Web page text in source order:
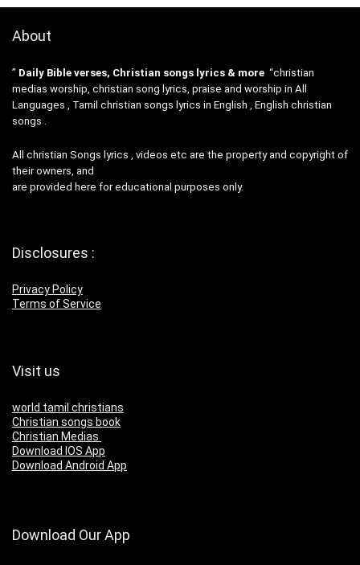
About
” Daily Bible verses, Christian songs lyrics & more “christian
medias worship, christian song lyrics, praise and worship in All
Languages , Tamil christian songs lyrics in English , English christian
songs .
All christian Songs lyrics , videos etc are the property and copyright of
their owners, and
are provided here for educational purposes only.
Disclosures :
Privacy Policy
Terms of Service
Visit us
world tamil christians
Christian songs book
Christian Medias
Download IOS App
Download Android App
Download Our App